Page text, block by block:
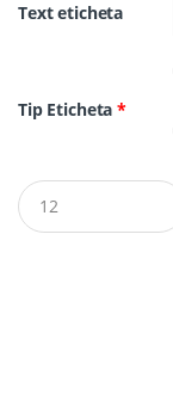
Text eticheta
Tip Eticheta*
Q
u
a